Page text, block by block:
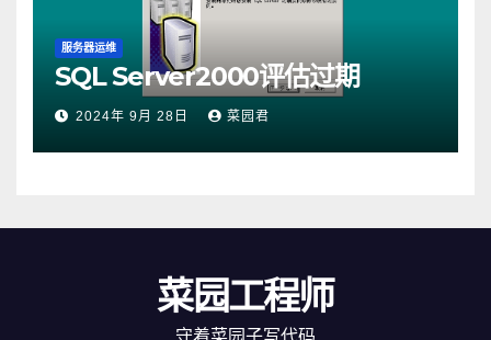
服务器运维
SQL Server2000评估过期
2024年 9月 28日 菜园君
菜园工程师
守着菜园子写代码